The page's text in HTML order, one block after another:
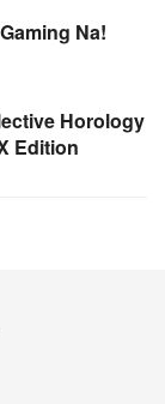
Na!
Horology
Edition